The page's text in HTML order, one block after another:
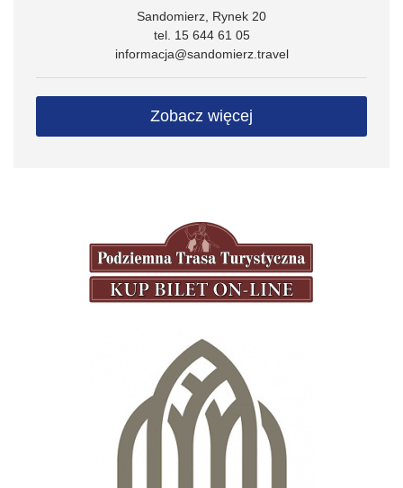
Sandomierz, Rynek 20
tel. 15 644 61 05
informacja@sandomierz.travel
Zobacz więcej